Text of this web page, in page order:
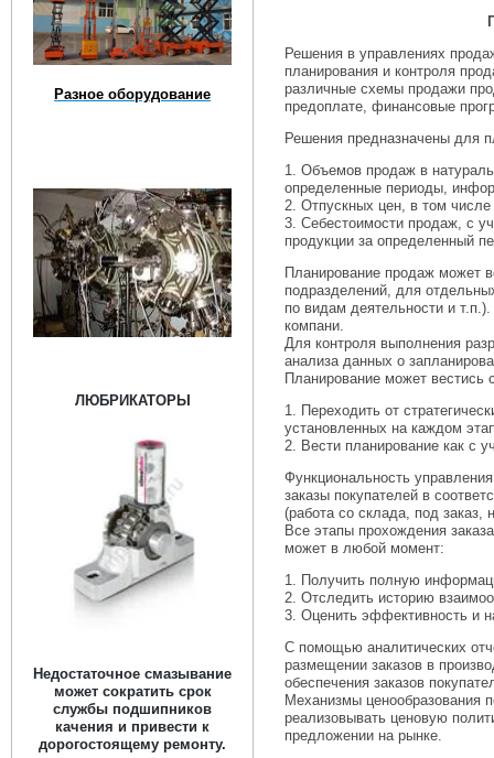
Разное оборудование
ЛЮБРИКАТОРЫ
Недостаточное смазывание
может сократить срок
службы подшипников
качения и привести к
дорогостоящему ремонту.
Решения в управлениях
планирования и контроля
различные схемы продажи
предоплате, финансовые
Решения предназначены для
1. Объемов продаж в
определенные периоды,
2. Отпускных цен, в том
3. Себестоимости продаж, с
продукции за определенный
Планирование продаж может
подразделений, для
по видам деятельности и
компани.
Для контроля выполнения
анализа данных о
Планирование может вестись
1. Переходить от
установленных на каждом
2. Вести планирование как с
Функциональность
заказы покупателей в
(работа со склада, под заказ,
Все этапы прохождения
может в любой момент:
1. Получить полную
2. Отследить историю
3. Оценить эффективность и
С помощью аналитических
размещении заказов в
обеспечения заказов
Механизмы ценообразования
реализовывать ценовую
предложении на рынке.